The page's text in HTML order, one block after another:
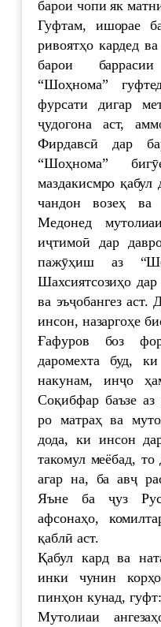
барои чопи як
Гуфтам, ишорае
ривоятҳо кардед
барои
“Шоҳнома”
фурсати дигар
ҷудогона аст,
Фирдавсӣ дар
“Шоҳнома”
маздакисмро қабул
чандон возеҳ ва
Медонед
иҷтимоӣ дар
пажӯҳиш аз
Шахсиятсозиҳо
ва эъҷобангез
инсон, назаргоҳе
Ғафуров боз
даромехта буд,
накунам, инҷо
Соқибфар баъзе
ро матраҳ ва
дода, ки инсон
такомул меёбад,
агар на, ба авҷ
Яъне ба ҷуз
афсонаҳо,
қаблӣ аст.
Қабул кард ва
инки чунин
пинҳон кунад, гуфт:
Мутолиаи